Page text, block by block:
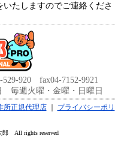
たしますのでご連絡くださ
920 fax04-7152-9921
毎週火曜・金曜・日曜日
所正規代理店｜
プライバシーポリ
郎 All rights reserved